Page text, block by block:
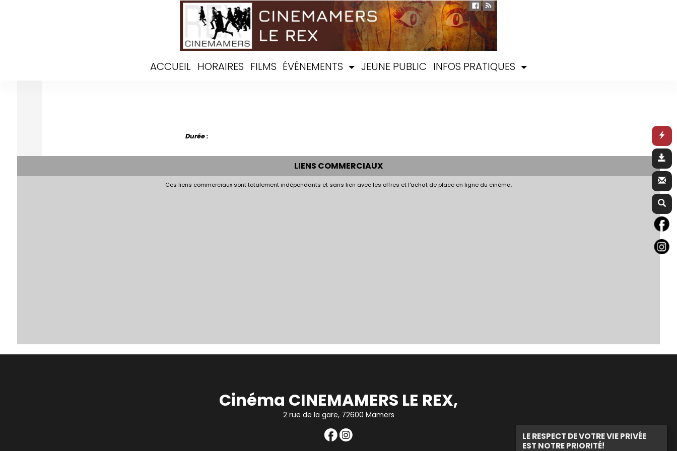
LE RESPECT DE VOTRE VIE PRIVÉE
EST NOTRE PRIORITÉ!
ACCUEIL HORAIRES FILMS ÉVÉNEMENTS JEUNE PUBLIC INFOS PRATIQUES
Durée :
LIENS COMMERCIAUX
Ces liens commerciaux sont totalement indépendants et sans lien avec les offres et l'achat de place en ligne du cinéma.
Cinéma CINEMAMERS LE REX,
2 rue de la gare, 72600 Mamers